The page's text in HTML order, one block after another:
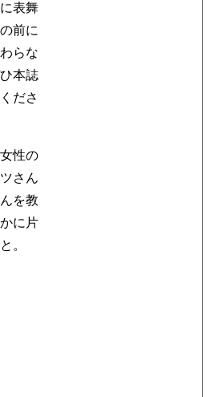
表舞
前に
らな
本誌
ださ
性の
さん
を教
に片
。